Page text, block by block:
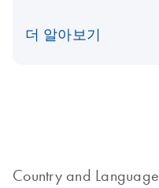
더 알아보기
Country and Language